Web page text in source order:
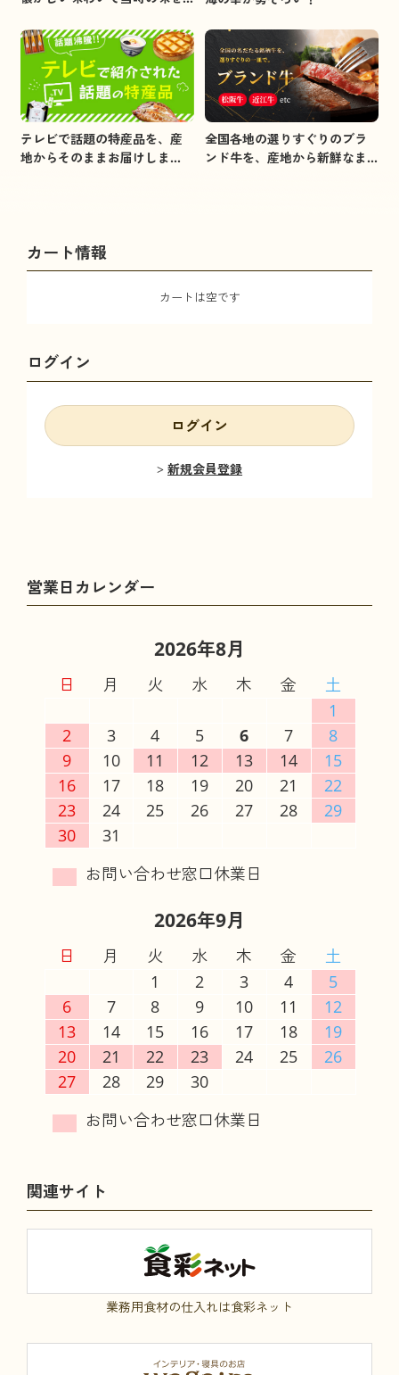
テレビで話題の特産品を、産
地からそのままお届けしま
全国各地の選りすぐりのブラ
ンド牛を、産地から新鮮なま
カート情報
カートは空です
ログイン
ログイン
新規会員登録
2026年8月
日 月 火 水 木 金
土
1
2
3 4 5 6 7
8
9
10 11 12 13 14
15
16
17 18 19 20 21
22
23
24 25 26 27 28
29
30
31
2026年9月
日 月 火 水 木 金
土
1
2 3 4
5
6
7 8 9 10 11
12
13
14 15 16 17 18
19
20
21 22 23 24 25
26
27
28 29 30
関連サイト
業務用食材の仕入れは食彩ネット